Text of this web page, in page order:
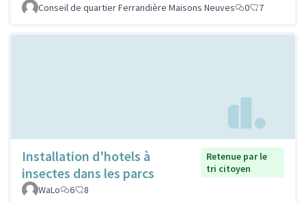
Conseil de quartier Ferrandière Maisons Neuves
0 7
Installation d'hotels à
insectes dans les parcs
Retenue par le
tri citoyen
WaLo
6 8